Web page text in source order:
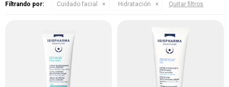
Filtrando por: Cuidado facial Hidratación Quitar filtros